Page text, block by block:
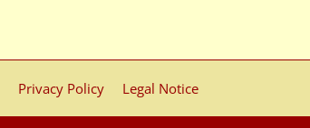
Privacy Policy Legal Notice